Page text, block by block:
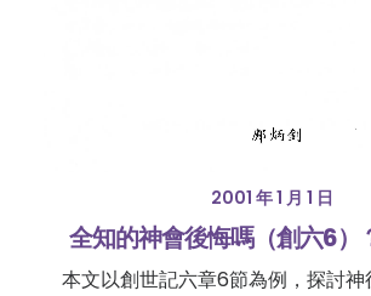
2001 年 1 月 1 日
全知的神會後悔嗎（創六6）
本文以創世記六章6節為例，探討神